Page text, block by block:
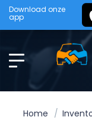
Download onze
app
Home